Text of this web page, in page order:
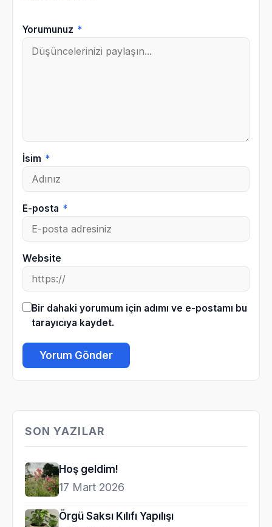
Yorumunuz *
İsim *
E-posta *
Website
Bir dahaki yorumum için adımı ve e-postamı bu
tarayıcıya kaydet.
SON YAZILAR
Hoş geldim!
17 Mart 2026
Örgü Saksı Kılıfı Yapılışı